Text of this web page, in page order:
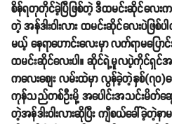
စိန်ရတုတိုင်ခဲ့ပြီဖြစ်တဲ့ ဒီထမင်းဆိုင်လေး
တဲ့ အန်ဒါးဝါးလား ထမင်းဆိုင်လေးပဲဖြစ်
မယ့် နေရာဟောင်းလေးမှာ လက်ရာမပြော
ထမင်းဆိုင်လေးပါ။ ဆိုင်ရဲ့မူလပဲ့ကိုင်ရှင်
ကလေးစျေး လမ်းထဲမှာ လွန်ခဲ့တဲ့နှစ်(၇၀
ကုန်သည်တစ်ဦးမို့ အပေါင်းအသင်းမိတ်
တဲ့အန်ဒါးဝါးလားဆိုပြီး ကျီစယ်ခေါ်ခဲ့